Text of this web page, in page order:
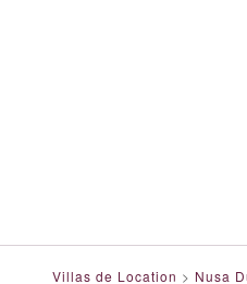
Villas de Location > Nusa